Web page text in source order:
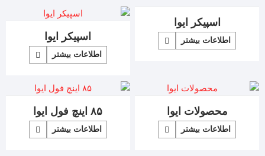
اسپیکر ایوا
اطلاعات بیشتر اسپیکر ایوا
اطلاعات بیشتر
محصولات ایوا
اطلاعات بیشتر
۸۵ اینچ فول ایوا
اطلاعات بیشتر